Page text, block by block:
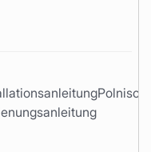
Polnisch